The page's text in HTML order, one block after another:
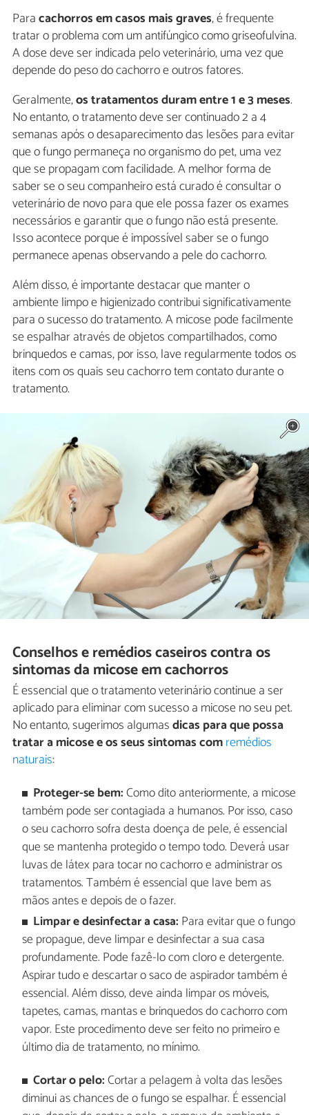
Paracachorros em casos mais graves, é frequente
tratar o problema com um antifúngico como griseofulvina.
A dose deve ser indicada pelo veterinário, uma vez que
depende do peso do cachorro e outros fatores.
Geralmente,os tratamentos duram entre 1 e 3 meses.
No entanto, o tratamento deve ser continuado 2 a 4
semanas após o desaparecimento das lesões para evitar
que o fungo permaneça no organismo do pet, uma vez
que se propagam com facilidade. A melhor forma de
saber se o seu companheiro está curado é consultar o
veterinário de novo para que ele possa fazer os exames
necessários e garantir que o fungo não está presente.
Isso acontece porque é impossível saber se o fungo
permanece apenas observando a pele do cachorro.
Além disso, é importante destacar que manter o
ambiente limpo e higienizado contribui significativamente
para o sucesso do tratamento. A micose pode facilmente
se espalhar através de objetos compartilhados, como
brinquedos e camas, por isso, lave regularmente todos os
itens com os quais seu cachorro tem contato durante o
tratamento.
Conselhos e remédios caseiros contra os
sintomas da micose em cachorros
É essencial que o tratamento veterinário continue a ser
aplicado para eliminar com sucesso a micose no seu pet.
No entanto, sugerimos algumasdicas para que possa
tratar a micose e os seus sintomas comremédios
naturais:
Proteger-se bem:Como dito anteriormente, a micose
também pode ser contagiada a humanos. Por isso, caso
o seu cachorro sofra desta doença de pele, é essencial
que se mantenha protegido o tempo todo. Deverá usar
luvas de látex para tocar no cachorro e administrar os
tratamentos. Também é essencial que lave bem as
mãos antes e depois de o fazer.
Limpar e desinfectar a casa: Para evitar que o fungo
se propague, deve limpar e desinfectar a sua casa
profundamente. Pode fazê-lo com cloro e detergente.
Aspirar tudo e descartar o saco de aspirador também é
essencial. Além disso, deve ainda limpar os móveis,
tapetes, camas, mantas e brinquedos do cachorro com
vapor. Este procedimento deve ser feito no primeiro e
último dia de tratamento, no mínimo.
Cortar o pelo:Cortar a pelagem à volta das lesões
diminui as chances de o fungo se espalhar. É essencial